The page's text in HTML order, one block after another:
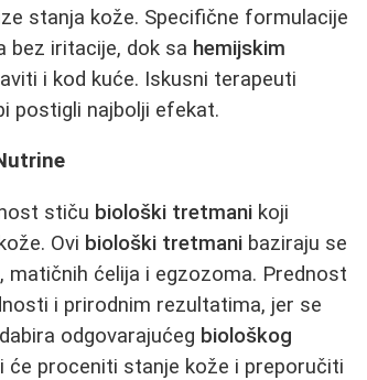
stanja kože. Specifične formulacije
bez iritacije, dok sa hemijskim
i kod kuće. Iskusni terapeuti
postigli najbolji efekat.
stiču biološki tretmani koji
Ovi biološki tretmani baziraju se
matičnih ćelija i egzozoma. Prednost
i prirodnim rezultatima, jer se
odgovarajućeg biološkog
proceniti stanje kože i preporučiti